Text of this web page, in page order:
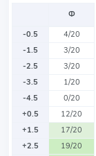
Ф
-0.5
4/20
-1.5
3/20
-2.5
3/20
-3.5
1/20
-4.5
0/20
+0.5
12/20
+1.5
17/20
+2.5
19/20